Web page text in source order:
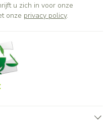
u zich in voor onze
onze privacy policy.